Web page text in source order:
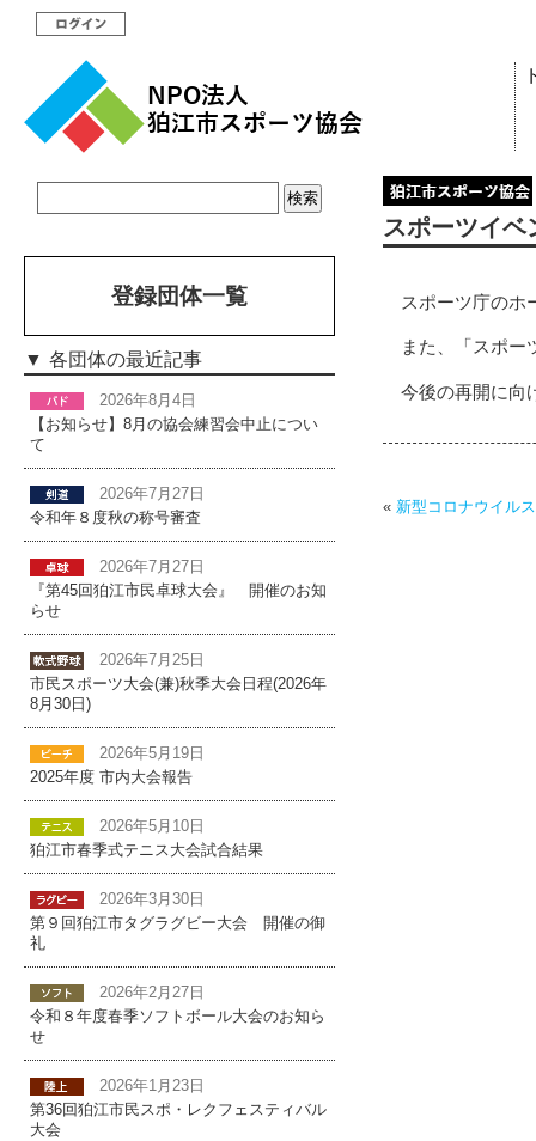
スポーツイ
スポーツ庁のホ
また、「スポー
今後の再開に向
« 新型コロナウイル
登録団体一覧
各団体の最近記事
2026年8月4日
【お知らせ】8月の協会練習会中止につい
て
2026年7月27日
令和年８度秋の称号審査
2026年7月27日
『第45回狛江市民卓球大会』 開催のお知
らせ
2026年7月25日
市民スポーツ大会(兼)秋季大会日程(2026年
8月30日)
2026年5月19日
2025年度 市内大会報告
2026年5月10日
狛江市春季式テニス大会試合結果
2026年3月30日
第９回狛江市タグラグビー大会 開催の御
礼
2026年2月27日
令和８年度春季ソフトボール大会のお知ら
せ
2026年1月23日
第36回狛江市民スポ・レクフェスティバル
大会